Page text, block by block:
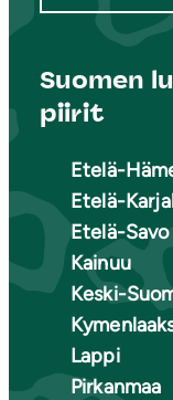
Suomen
piirit
Etelä-
Etelä-
Etelä-Savo
Kainuu
Keski-
Lappi
Pirkanmaa